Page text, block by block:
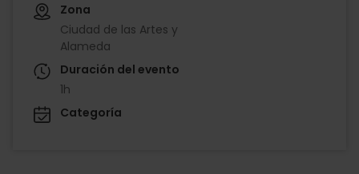
Zona
Ciudad de las Artes y
Alameda
Duración del evento
1h
Categoría